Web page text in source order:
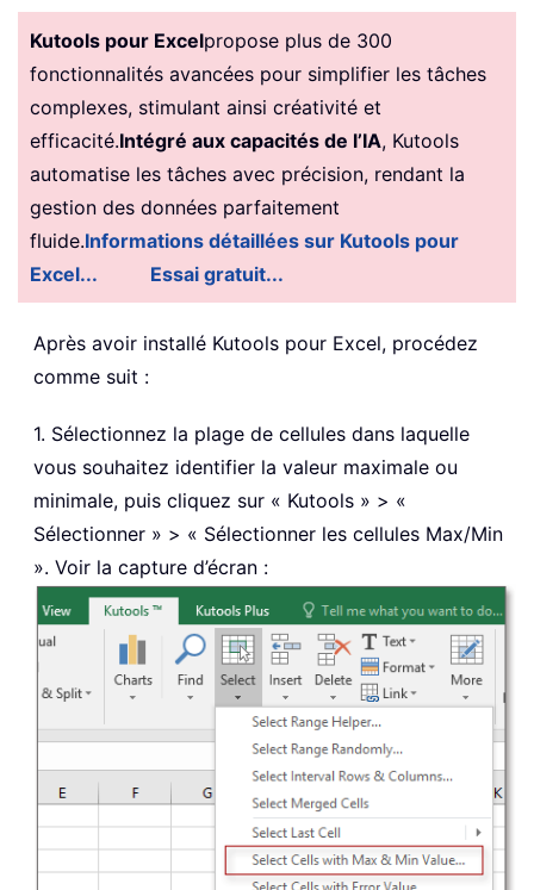
Kutools pour Excelpropose plus de 300
fonctionnalités avancées pour simplifier les tâches
complexes, stimulant ainsi créativité et
efficacité.Intégré aux capacités de l’IA, Kutools
automatise les tâches avec précision, rendant la
gestion des données parfaitement
fluide.Informations détaillées sur Kutools pour
Excel...
Essai gratuit...
Après avoir installé Kutools pour Excel, procédez
comme suit :
1. Sélectionnez la plage de cellules dans laquelle
vous souhaitez identifier la valeur maximale ou
minimale, puis cliquez sur « Kutools » > «
Sélectionner » > « Sélectionner les cellules Max/Min
». Voir la capture d’écran :